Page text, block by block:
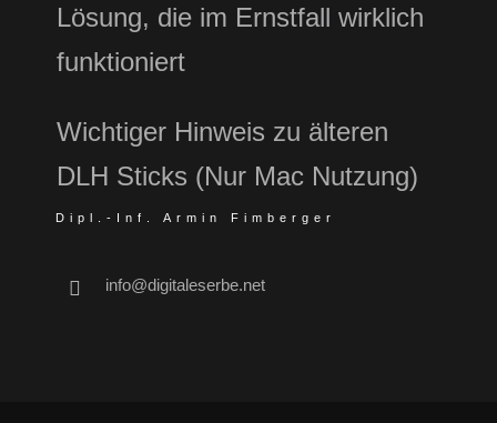
Lösung, die im Ernstfall wirklich
funktioniert
Wichtiger Hinweis zu älteren
DLH Sticks (Nur Mac Nutzung)
Dipl.-Inf. Armin Fimberger
info@digitaleserbe.net